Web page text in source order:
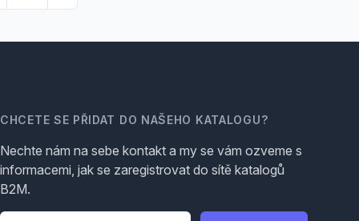
CHCETE SE PŘIDAT DO NAŠEHO KATALOGU?
Nechte nám na sebe kontakt a my se vám ozveme s
informacemi, jak se zaregistrovat do sítě katalogů
B2M.